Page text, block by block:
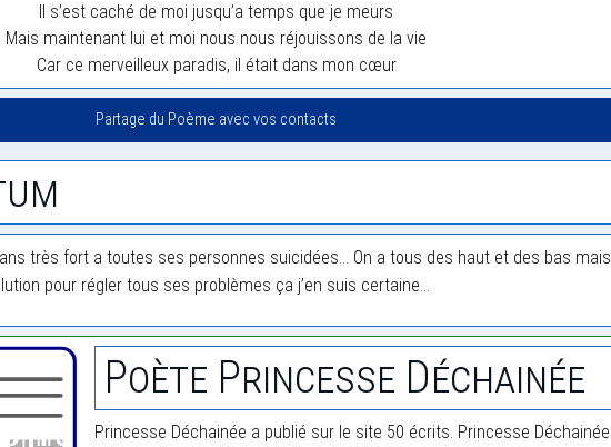
Il s’est caché de moi jusqu’a temps que je meurs
Mais maintenant lui et moi nous nous réjouissons de la vie
Car ce merveilleux paradis, il était dans mon cœur
Partage du Poème avec vos contacts
très fort a toutes ses personnes suicidées… On a tous des haut et des bas mais
pour régler tous ses problèmes ça j’en suis certaine…
Poète Princesse Déchainée
Princesse Déchainée a publié sur le site 50 écrits. Princesse Déchainée